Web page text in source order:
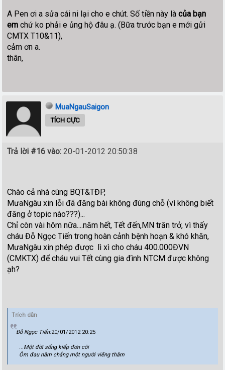
A Pen ơi a sửa cái ni lại cho e chút. Số tiền này làcủa bạn
emchứ ko phải e ủng hộ đâu ạ. (Bữa trước bạn e mới gửi
CMTX T10&11),
cảm ơn a.
thân,
MuaNgauSaigon
TÍCH CỰC
Trả lời #16 vào: 20-01-2012 20:50:38
Chào cả nhà cùng BQT&TĐP,
MưaNgâu xin lỗi đã đăng bài không đúng chỗ (vì không biết
đăng ở topic nào???)...
Chỉ còn vài hôm nữa....năm hết, Tết đến,MN trăn trở, vì thấy
cháu Đỗ Ngọc Tiến trong hoàn cảnh bệnh hoạn & khó khăn,
MưaNgâu xin phép được lì xì cho cháu 400.000ĐVN
(CMKTX) để cháu vui Tết cùng gia đình NTCM được không
ạh?
Trích dẫn
Đỗ Ngọc Tiến:20/01/2012 20:25
...Một đời sống kiếp đơn côi
Ôm đau nằm chẳng một người viếng thăm